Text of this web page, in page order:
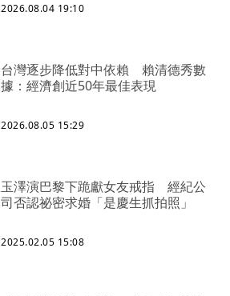
2026.08.04 19:10
台灣逐步降低對中依賴 賴清德秀數
據：經濟創近50年最佳表現
2026.08.05 15:29
玉澤演巴黎下跪獻女友戒指 經紀公
司否認祕密求婚「是慶生抓拍照」
2025.02.05 15:08